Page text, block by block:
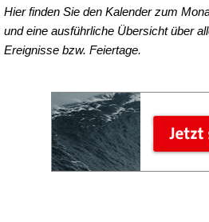
Hier finden Sie den Kalender zum
und eine ausführliche Übersicht über
Ereignisse bzw. Feiertage.